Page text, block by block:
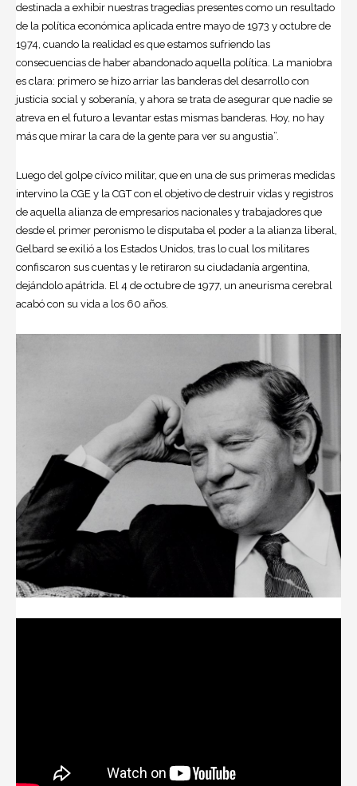
destinada a exhibir nuestras tragedias presentes como un resultado
de la política económica aplicada entre mayo de 1973 y octubre de
1974, cuando la realidad es que estamos sufriendo las
consecuencias de haber abandonado aquella política. La maniobra
es clara: primero se hizo arriar las banderas del desarrollo con
justicia social y soberanía, y ahora se trata de asegurar que nadie se
atreva en el futuro a levantar estas mismas banderas. Hoy, no hay
más que mirar la cara de la gente para ver su angustia”.
Luego del golpe cívico militar, que en una de sus primeras medidas
intervino la CGE y la CGT con el objetivo de destruir vidas y registros
de aquella alianza de empresarios nacionales y trabajadores que
desde el primer peronismo le disputaba el poder a la alianza liberal,
Gelbard se exilió a los Estados Unidos, tras lo cual los militares
confiscaron sus cuentas y le retiraron su ciudadanía argentina,
dejándolo apátrida. El 4 de octubre de 1977, un aneurisma cerebral
acabó con su vida a los 60 años.